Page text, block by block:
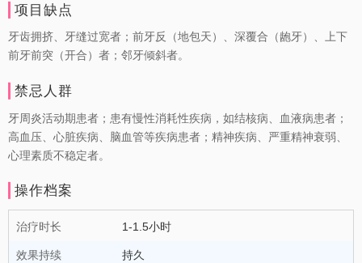
项目缺点
牙齿拥挤、牙缝过宽者；前牙反（地包天）、深覆合（龅牙）、上下
前牙前突（开合）者；邻牙倾斜者。
禁忌人群
牙周炎活动期患者；患有慢性消耗性疾病，如结核病、血液病患者；
高血压、心脏疾病、脑血管等疾病患者；精神疾病、严重精神衰弱、
心理素质不稳定者。
操作档案
治疗时长 1-1.5小时
效果持续 持久